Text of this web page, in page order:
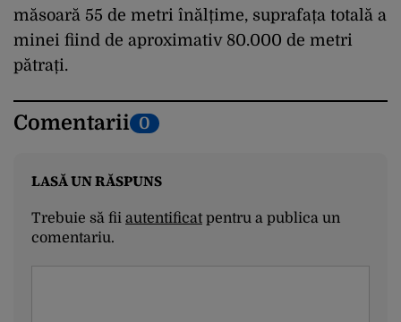
măsoară 55 de metri înălțime, suprafața totală a
minei fiind de aproximativ 80.000 de metri
pătrați.
Comentarii 0
LASĂ UN RĂSPUNS
Trebuie să fii autentificatpentru a publica un
comentariu.